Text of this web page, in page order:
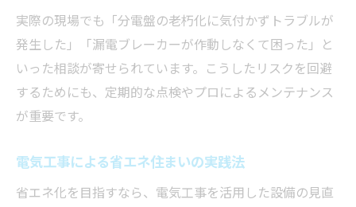
実際の現場でも「分電盤の老朽化に気付かずトラブルが
発生した」「漏電ブレーカーが作動しなくて困った」と
いった相談が寄せられています。こうしたリスクを回避
するためにも、定期的な点検やプロによるメンテナンス
が重要です。
電気工事による省エネ住まいの実践法
省エネ化を目指すなら、電気工事を活用した設備の見直